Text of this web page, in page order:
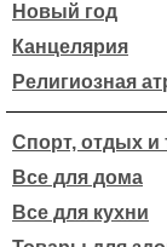
Новый год
Канцелярия
Религиозная
Спорт, отдых и
Все для дома
Все для кухни